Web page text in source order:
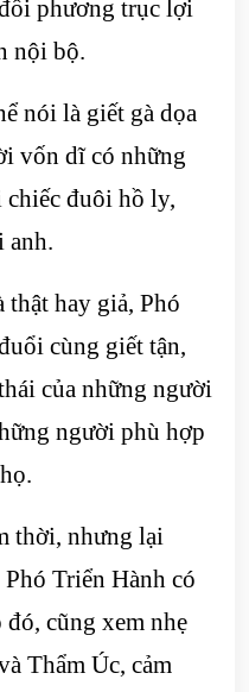
phương trục lợi
nội bộ.
nói là giết gà dọa
vốn dĩ có những
chiếc đuôi hồ ly,
anh.
thật hay giả, Phó
cùng giết tận,
của những người
người phù hợp
thời, nhưng lại
Triển Hành có
cũng xem nhẹ
Thẩm Úc, cảm